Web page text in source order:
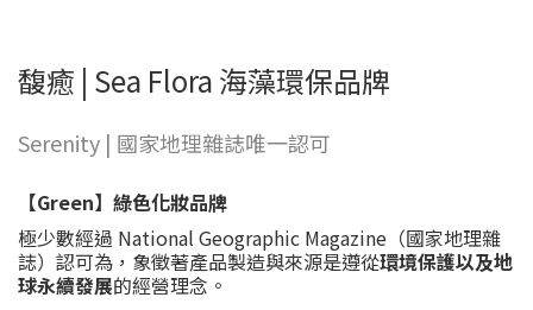
馥癒 | Sea Flora 海藻環保品牌
Serenity | 國家地理雜誌唯一認可
【Green】綠色化妝品牌
極少數經過 National Geographic Magazine（國家地理雜
誌）認可為，象徵著產品製造與來源是遵從環境保護以及地
球永續發展的經營理念。